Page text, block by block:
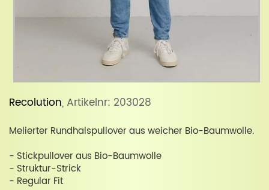
Recolution, Artikelnr: 203028
Melierter Rundhalspullover aus weicher Bio-Baumwolle.
- Stickpullover aus Bio-Baumwolle
- Struktur-Strick
- Regular Fit